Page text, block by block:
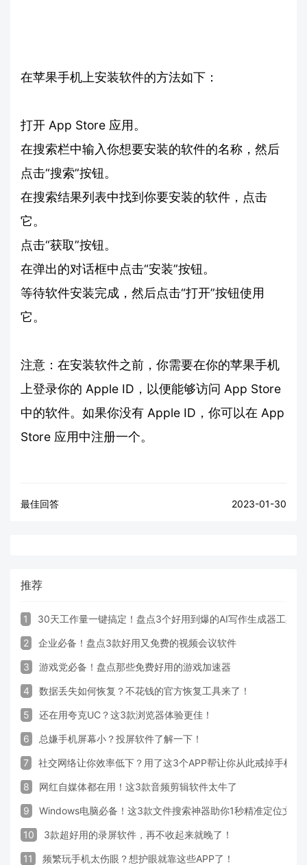
在苹果手机上安装软件的方法如下：
打开 App Store 应用。
在搜索栏中输入你想要安装的软件的名称，然后
点击“搜索”按钮。
在搜索结果列表中找到你要安装的软件，点击
它。
点击“获取”按钮。
在弹出的对话框中点击“安装”按钮。
等待软件安装完成，然后点击“打开”按钮使用
它。
注意：在安装软件之前，你需要在你的苹果手机
上登录你的 Apple ID，以便能够访问 App Store
中的软件。如果你没有 Apple ID，你可以在 App
Store 应用中注册一个。
最佳回答 2023-01-30
推荐
1 30天工作量一键搞定！盘点3个好用到爆的AI写作生成器工具
2 企业必备！盘点3款好用又免费的视频会议软件
3 游戏党必备！盘点那些免费好用的游戏加速器
4 数据丢失如何恢复？不花钱的官方恢复工具来了！
5 还在用夸克UC？这3款浏览器体验更佳！
6 总嫌手机屏幕小？投屏软件了解一下！
7 社交网络让你效率低下？用了这3个APP帮让你从此戒掉手机！
8 网红自媒体都在用！这3款音频剪辑软件太牛了
9 Windows电脑必备！这3款文件搜索神器助你1秒精准定位文件
10 3款超好用的录屏软件，再不收起来就晚了！
11 频繁玩手机太伤眼？想护眼就靠这些APP了！